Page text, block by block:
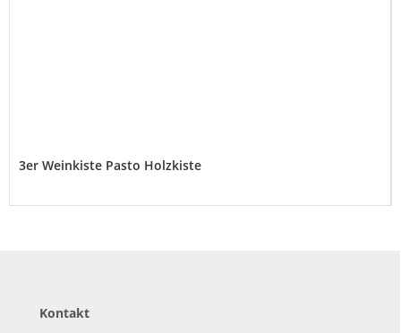
3er Weinkiste Pasto Holzkiste
Kontakt